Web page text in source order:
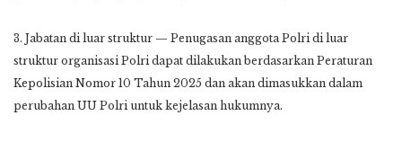
3. Jabatan di luar struktur — Penugasan anggota Polri di luar
struktur organisasi Polri dapat dilakukan berdasarkan Peraturan
Kepolisian Nomor 10 Tahun 2025 dan akan dimasukkan dalam
perubahan UU Polri untuk kejelasan hukumnya.